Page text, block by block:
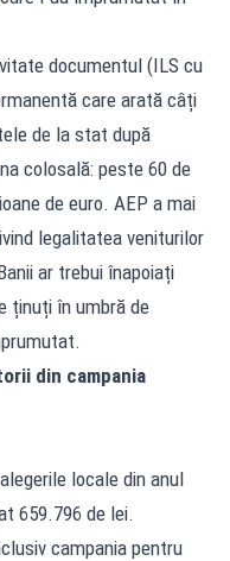
documentul (ILS cu
care arată câți
de la stat după
colosală: peste 60 de
de euro. AEP a mai
legalitatea veniturilor
ar trebui înapoiați
ținuți în umbră de
din campania
locale din anul
659.796 de lei.
campania pentru